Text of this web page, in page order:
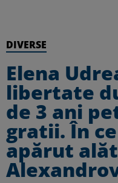
DIVERSE
Elena
libertate
de 3 ani
gratii. În
apărut